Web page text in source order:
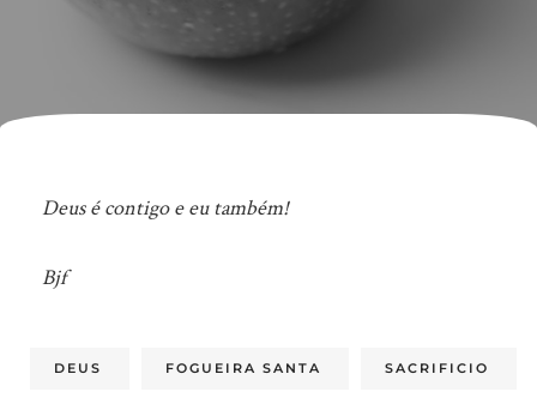
Deus é contigo e eu também!
Bjf
DEUS FOGUEIRA SANTA SACRIFICIO